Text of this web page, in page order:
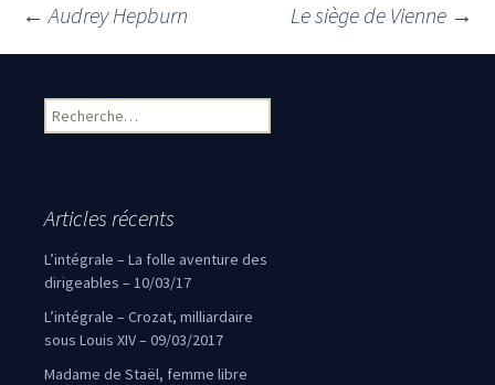
Navigation des articles
← Audrey Hepburn Le siège de Vienne →
Rechercher :
Articles récents
L’intégrale – La folle aventure des
dirigeables – 10/03/17
L’intégrale – Crozat, milliardaire
sous Louis XIV – 09/03/2017
Madame de Staël, femme libre